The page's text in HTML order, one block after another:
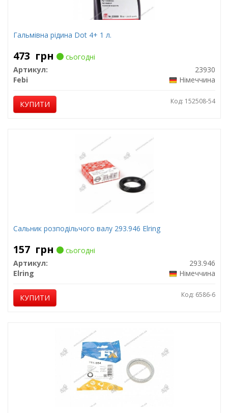
Гальмівна рідина Dot 4+ 1 л.
473 грн
сьогодні
Артикул:
23930
Febi
Німеччина
КУПИТИ Код: 152508-54
Сальник розподільчого валу 293.946 Elring
157 грн
сьогодні
Артикул:
293.946
Elring
Німеччина
КУПИТИ Код: 6586-6